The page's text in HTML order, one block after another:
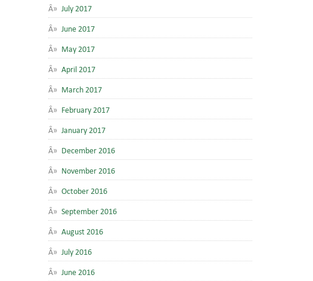
July 2017
June 2017
May 2017
April 2017
March 2017
February 2017
January 2017
December 2016
November 2016
October 2016
September 2016
August 2016
July 2016
June 2016